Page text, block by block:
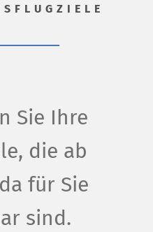
Sie Ihre
die ab
für Sie
sind.